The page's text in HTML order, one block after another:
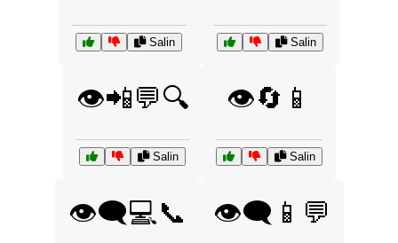
Salin Salin
👁️📲💬🔍
Salin
👁️🔄📱
Salin
👁️‍🗨️💻📞 👁️‍🗨️📱💬